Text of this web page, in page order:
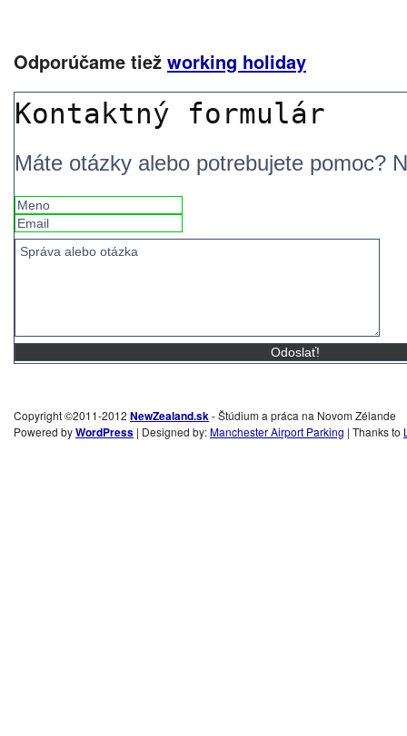
Odporúčame tiež working holiday
Kontaktný formulár
Máte otázky alebo potrebujete pomoc?
Copyright ©2011-2012 NewZealand.sk- Štúdium a práca na Novom Zélande
Powered byWordPress | Designed by:Manchester Airport Parking | Thanks to